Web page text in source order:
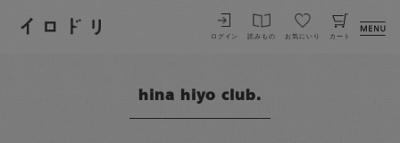
イロドリ
ログイン 読みもの お気にいり カート
hina hiyo club.